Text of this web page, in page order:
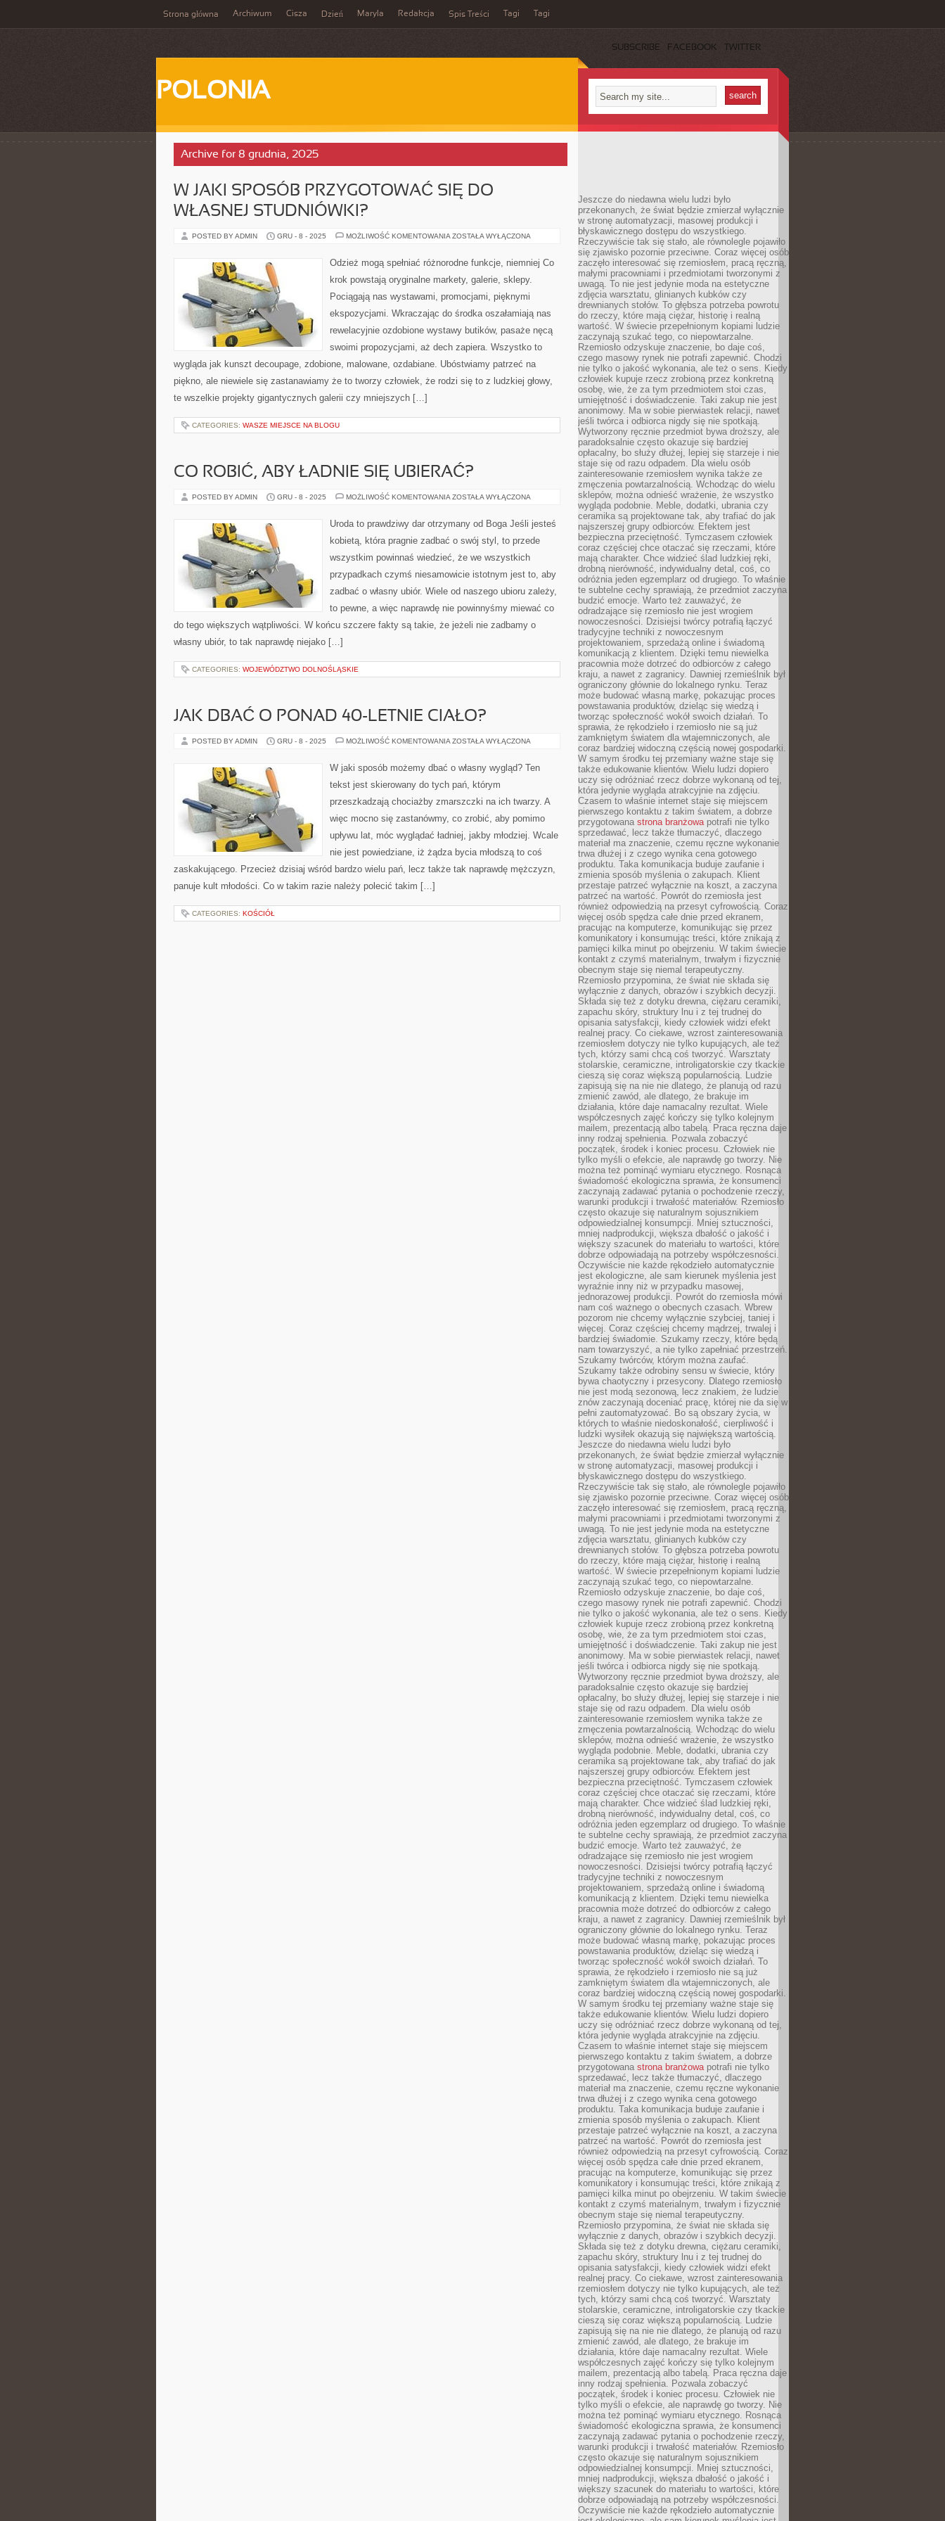
Strona główna Archiwum Cisza Dzień Maryla Redakcja Spis Treści Tagi Tagi
SUBSCRIBE FACEBOOK TWITTER
POLONIA
Archive for 8 grudnia, 2025
W JAKI SPOSÓB PRZYGOTOWAĆ SIĘ DO
WŁASNEJ STUDNIÓWKI?
POSTED BY ADMIN GRU - 8 - 2025 MOŻLIWOŚĆ KOMENTOWANIA W
PRZYGOTOWAĆ
SIĘ
WŁASNEJ
ZOSTAŁA WYŁĄCZONA
Odzież mogą spełniać różnorodne funkcje, niemniej Co
krok powstają oryginalne markety, galerie, sklepy.
Pociągają nas wystawami, promocjami, pięknymi
ekspozycjami. Wkraczając do środka oszałamiają nas
rewelacyjnie ozdobione wystawy butików, pasaże nęcą
swoimi propozycjami, aż dech zapiera. Wszystko to
wygląda jak kunszt decoupage, zdobione, malowane, ozdabiane. Ubóstwiamy patrzeć na
piękno, ale niewiele się zastanawiamy że to tworzy człowiek, że rodzi się to z ludzkiej głowy,
te wszelkie projekty gigantycznych galerii czy mniejszych […]
CATEGORIES: WASZE MIEJSCE NA BLOGU
CO ROBIĆ, ABY ŁADNIE SIĘ UBIERAĆ?
POSTED BY ADMIN GRU - 8 - 2025 MOŻLIWOŚĆ KOMENTOWANIA CO
SIĘ
ZOSTAŁA WYŁĄCZONA
Uroda to prawdziwy dar otrzymany od Boga Jeśli jesteś
kobietą, która pragnie zadbać o swój styl, to przede
wszystkim powinnaś wiedzieć, że we wszystkich
przypadkach czymś niesamowicie istotnym jest to, aby
zadbać o własny ubiór. Wiele od naszego ubioru zależy,
to pewne, a więc naprawdę nie powinnyśmy miewać co
do tego większych wątpliwości. W końcu szczere fakty są takie, że jeżeli nie zadbamy o
własny ubiór, to tak naprawdę niejako […]
CATEGORIES: WOJEWÓDZTWO DOLNOŚLĄSKIE
JAK DBAĆ O PONAD 40-LETNIE CIAŁO?
POSTED BY ADMIN GRU - 8 - 2025 MOŻLIWOŚĆ KOMENTOWANIA JAK
PONAD
40-
CIAŁO?
ZOSTAŁA WYŁĄCZONA
W jaki sposób możemy dbać o własny wygląd? Ten
tekst jest skierowany do tych pań, którym
przeszkadzają chociażby zmarszczki na ich twarzy. A
więc mocno się zastanówmy, co zrobić, aby pomimo
upływu lat, móc wyglądać ładniej, jakby młodziej. Wcale
nie jest powiedziane, iż żądza bycia młodszą to coś
zaskakującego. Przecież dzisiaj wśród bardzo wielu pań, lecz także tak naprawdę mężczyzn,
panuje kult młodości. Co w takim razie należy polecić takim […]
CATEGORIES: KOŚCIÓŁ
Jeszcze do niedawna wielu ludzi było
przekonanych, że świat będzie zmierzał wyłącznie
w stronę automatyzacji, masowej produkcji i
błyskawicznego dostępu do wszystkiego.
Rzeczywiście tak się stało, ale równolegle pojawiło
się zjawisko pozornie przeciwne. Coraz więcej osób
zaczęło interesować się rzemiosłem, pracą ręczną,
małymi pracowniami i przedmiotami tworzonymi z
uwagą. To nie jest jedynie moda na estetyczne
zdjęcia warsztatu, glinianych kubków czy
drewnianych stołów. To głębsza potrzeba powrotu
do rzeczy, które mają ciężar, historię i realną
wartość. W świecie przepełnionym kopiami ludzie
zaczynają szukać tego, co niepowtarzalne.
Rzemiosło odzyskuje znaczenie, bo daje coś,
czego masowy rynek nie potrafi zapewnić. Chodzi
nie tylko o jakość wykonania, ale też o sens. Kiedy
człowiek kupuje rzecz zrobioną przez konkretną
osobę, wie, że za tym przedmiotem stoi czas,
umiejętność i doświadczenie. Taki zakup nie jest
anonimowy. Ma w sobie pierwiastek relacji, nawet
jeśli twórca i odbiorca nigdy się nie spotkają.
Wytworzony ręcznie przedmiot bywa droższy, ale
paradoksalnie często okazuje się bardziej
opłacalny, bo służy dłużej, lepiej się starzeje i nie
staje się od razu odpadem. Dla wielu osób
zainteresowanie rzemiosłem wynika także ze
zmęczenia powtarzalnością. Wchodząc do wielu
sklepów, można odnieść wrażenie, że wszystko
wygląda podobnie. Meble, dodatki, ubrania czy
ceramika są projektowane tak, aby trafiać do jak
najszerszej grupy odbiorców. Efektem jest
bezpieczna przeciętność. Tymczasem człowiek
coraz częściej chce otaczać się rzeczami, które
mają charakter. Chce widzieć ślad ludzkiej ręki,
drobną nierówność, indywidualny detal, coś, co
odróżnia jeden egzemplarz od drugiego. To właśnie
te subtelne cechy sprawiają, że przedmiot zaczyna
budzić emocje. Warto też zauważyć, że
odradzające się rzemiosło nie jest wrogiem
nowoczesności. Dzisiejsi twórcy potrafią łączyć
tradycyjne techniki z nowoczesnym
projektowaniem, sprzedażą online i świadomą
komunikacją z klientem. Dzięki temu niewielka
pracownia może dotrzeć do odbiorców z całego
kraju, a nawet z zagranicy. Dawniej rzemieślnik był
ograniczony głównie do lokalnego rynku. Teraz
może budować własną markę, pokazując proces
powstawania produktów, dzieląc się wiedzą i
tworząc społeczność wokół swoich działań. To
sprawia, że rękodzieło i rzemiosło nie są już
zamkniętym światem dla wtajemniczonych, ale
coraz bardziej widoczną częścią nowej gospodarki.
W samym środku tej przemiany ważne staje się
także edukowanie klientów. Wielu ludzi dopiero
uczy się odróżniać rzecz dobrze wykonaną od tej,
która jedynie wygląda atrakcyjnie na zdjęciu.
Czasem to właśnie internet staje się miejscem
pierwszego kontaktu z takim światem, a dobrze
przygotowana strona branżowapotrafi nie tylko
sprzedawać, lecz także tłumaczyć, dlaczego
materiał ma znaczenie, czemu ręczne wykonanie
trwa dłużej i z czego wynika cena gotowego
produktu. Taka komunikacja buduje zaufanie i
zmienia sposób myślenia o zakupach. Klient
przestaje patrzeć wyłącznie na koszt, a zaczyna
patrzeć na wartość. Powrót do rzemiosła jest
również odpowiedzią na przesyt cyfrowością. Coraz
więcej osób spędza całe dnie przed ekranem,
pracując na komputerze, komunikując się przez
komunikatory i konsumując treści, które znikają z
pamięci kilka minut po obejrzeniu. W takim świecie
kontakt z czymś materialnym, trwałym i fizycznie
obecnym staje się niemal terapeutyczny.
Rzemiosło przypomina, że świat nie składa się
wyłącznie z danych, obrazów i szybkich decyzji.
Składa się też z dotyku drewna, ciężaru ceramiki,
zapachu skóry, struktury lnu i z tej trudnej do
opisania satysfakcji, kiedy człowiek widzi efekt
realnej pracy. Co ciekawe, wzrost zainteresowania
rzemiosłem dotyczy nie tylko kupujących, ale też
tych, którzy sami chcą coś tworzyć. Warsztaty
stolarskie, ceramiczne, introligatorskie czy tkackie
cieszą się coraz większą popularnością. Ludzie
zapisują się na nie nie dlatego, że planują od razu
zmienić zawód, ale dlatego, że brakuje im
działania, które daje namacalny rezultat. Wiele
współczesnych zajęć kończy się tylko kolejnym
mailem, prezentacją albo tabelą. Praca ręczna daje
inny rodzaj spełnienia. Pozwala zobaczyć
początek, środek i koniec procesu. Człowiek nie
tylko myśli o efekcie, ale naprawdę go tworzy. Nie
można też pominąć wymiaru etycznego. Rosnąca
świadomość ekologiczna sprawia, że konsumenci
zaczynają zadawać pytania o pochodzenie rzeczy,
warunki produkcji i trwałość materiałów. Rzemiosło
często okazuje się naturalnym sojusznikiem
odpowiedzialnej konsumpcji. Mniej sztuczności,
mniej nadprodukcji, większa dbałość o jakość i
większy szacunek do materiału to wartości, które
dobrze odpowiadają na potrzeby współczesności.
Oczywiście nie każde rękodzieło automatycznie
jest ekologiczne, ale sam kierunek myślenia jest
wyraźnie inny niż w przypadku masowej,
jednorazowej produkcji. Powrót do rzemiosła mówi
nam coś ważnego o obecnych czasach. Wbrew
pozorom nie chcemy wyłącznie szybciej, taniej i
więcej. Coraz częściej chcemy mądrzej, trwalej i
bardziej świadomie. Szukamy rzeczy, które będą
nam towarzyszyć, a nie tylko zapełniać przestrzeń.
Szukamy twórców, którym można zaufać.
Szukamy także odrobiny sensu w świecie, który
bywa chaotyczny i przesycony. Dlatego rzemiosło
nie jest modą sezonową, lecz znakiem, że ludzie
znów zaczynają doceniać pracę, której nie da się w
pełni zautomatyzować. Bo są obszary życia, w
których to właśnie niedoskonałość, cierpliwość i
ludzki wysiłek okazują się największą wartością.
Jeszcze do niedawna wielu ludzi było
przekonanych, że świat będzie zmierzał wyłącznie
w stronę automatyzacji, masowej produkcji i
błyskawicznego dostępu do wszystkiego.
Rzeczywiście tak się stało, ale równolegle pojawiło
się zjawisko pozornie przeciwne. Coraz więcej osób
zaczęło interesować się rzemiosłem, pracą ręczną,
małymi pracowniami i przedmiotami tworzonymi z
uwagą. To nie jest jedynie moda na estetyczne
zdjęcia warsztatu, glinianych kubków czy
drewnianych stołów. To głębsza potrzeba powrotu
do rzeczy, które mają ciężar, historię i realną
wartość. W świecie przepełnionym kopiami ludzie
zaczynają szukać tego, co niepowtarzalne.
Rzemiosło odzyskuje znaczenie, bo daje coś,
czego masowy rynek nie potrafi zapewnić. Chodzi
nie tylko o jakość wykonania, ale też o sens. Kiedy
człowiek kupuje rzecz zrobioną przez konkretną
osobę, wie, że za tym przedmiotem stoi czas,
umiejętność i doświadczenie. Taki zakup nie jest
anonimowy. Ma w sobie pierwiastek relacji, nawet
jeśli twórca i odbiorca nigdy się nie spotkają.
Wytworzony ręcznie przedmiot bywa droższy, ale
paradoksalnie często okazuje się bardziej
opłacalny, bo służy dłużej, lepiej się starzeje i nie
staje się od razu odpadem. Dla wielu osób
zainteresowanie rzemiosłem wynika także ze
zmęczenia powtarzalnością. Wchodząc do wielu
sklepów, można odnieść wrażenie, że wszystko
wygląda podobnie. Meble, dodatki, ubrania czy
ceramika są projektowane tak, aby trafiać do jak
najszerszej grupy odbiorców. Efektem jest
bezpieczna przeciętność. Tymczasem człowiek
coraz częściej chce otaczać się rzeczami, które
mają charakter. Chce widzieć ślad ludzkiej ręki,
drobną nierówność, indywidualny detal, coś, co
odróżnia jeden egzemplarz od drugiego. To właśnie
te subtelne cechy sprawiają, że przedmiot zaczyna
budzić emocje. Warto też zauważyć, że
odradzające się rzemiosło nie jest wrogiem
nowoczesności. Dzisiejsi twórcy potrafią łączyć
tradycyjne techniki z nowoczesnym
projektowaniem, sprzedażą online i świadomą
komunikacją z klientem. Dzięki temu niewielka
pracownia może dotrzeć do odbiorców z całego
kraju, a nawet z zagranicy. Dawniej rzemieślnik był
ograniczony głównie do lokalnego rynku. Teraz
może budować własną markę, pokazując proces
powstawania produktów, dzieląc się wiedzą i
tworząc społeczność wokół swoich działań. To
sprawia, że rękodzieło i rzemiosło nie są już
zamkniętym światem dla wtajemniczonych, ale
coraz bardziej widoczną częścią nowej gospodarki.
W samym środku tej przemiany ważne staje się
także edukowanie klientów. Wielu ludzi dopiero
uczy się odróżniać rzecz dobrze wykonaną od tej,
która jedynie wygląda atrakcyjnie na zdjęciu.
Czasem to właśnie internet staje się miejscem
pierwszego kontaktu z takim światem, a dobrze
przygotowana strona branżowapotrafi nie tylko
sprzedawać, lecz także tłumaczyć, dlaczego
materiał ma znaczenie, czemu ręczne wykonanie
trwa dłużej i z czego wynika cena gotowego
produktu. Taka komunikacja buduje zaufanie i
zmienia sposób myślenia o zakupach. Klient
przestaje patrzeć wyłącznie na koszt, a zaczyna
patrzeć na wartość. Powrót do rzemiosła jest
również odpowiedzią na przesyt cyfrowością. Coraz
więcej osób spędza całe dnie przed ekranem,
pracując na komputerze, komunikując się przez
komunikatory i konsumując treści, które znikają z
pamięci kilka minut po obejrzeniu. W takim świecie
kontakt z czymś materialnym, trwałym i fizycznie
obecnym staje się niemal terapeutyczny.
Rzemiosło przypomina, że świat nie składa się
wyłącznie z danych, obrazów i szybkich decyzji.
Składa się też z dotyku drewna, ciężaru ceramiki,
zapachu skóry, struktury lnu i z tej trudnej do
opisania satysfakcji, kiedy człowiek widzi efekt
realnej pracy. Co ciekawe, wzrost zainteresowania
rzemiosłem dotyczy nie tylko kupujących, ale też
tych, którzy sami chcą coś tworzyć. Warsztaty
stolarskie, ceramiczne, introligatorskie czy tkackie
cieszą się coraz większą popularnością. Ludzie
zapisują się na nie nie dlatego, że planują od razu
zmienić zawód, ale dlatego, że brakuje im
działania, które daje namacalny rezultat. Wiele
współczesnych zajęć kończy się tylko kolejnym
mailem, prezentacją albo tabelą. Praca ręczna daje
inny rodzaj spełnienia. Pozwala zobaczyć
początek, środek i koniec procesu. Człowiek nie
tylko myśli o efekcie, ale naprawdę go tworzy. Nie
można też pominąć wymiaru etycznego. Rosnąca
świadomość ekologiczna sprawia, że konsumenci
zaczynają zadawać pytania o pochodzenie rzeczy,
warunki produkcji i trwałość materiałów. Rzemiosło
często okazuje się naturalnym sojusznikiem
odpowiedzialnej konsumpcji. Mniej sztuczności,
mniej nadprodukcji, większa dbałość o jakość i
większy szacunek do materiału to wartości, które
dobrze odpowiadają na potrzeby współczesności.
Oczywiście nie każde rękodzieło automatycznie